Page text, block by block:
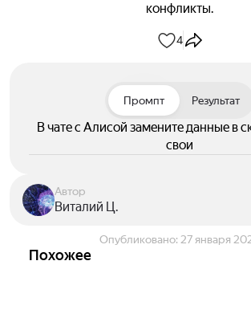
конфликты.
4
Промпт Результат
В чате с Алисой замените данные в
свои
Автор
Виталий Ц.
Опубликовано: 27 января
Похожее